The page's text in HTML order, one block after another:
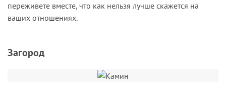
переживете вместе, что как нельзя лучше скажется на
ваших отношениях.
Загород